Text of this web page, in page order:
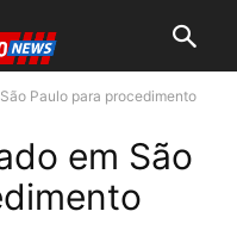
Paulo para procedimento
em São